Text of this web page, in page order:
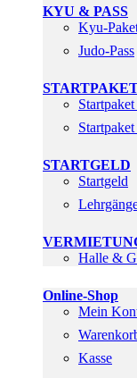
KYU & PASS
Kyu-
Judo-Pass
STARTGELD
Startgeld
Halle &
Online-Shop
Mein
Kasse